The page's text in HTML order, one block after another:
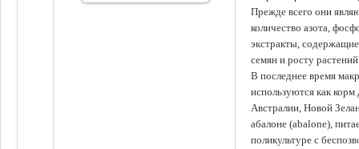
Прежде всего они
количество азота,
экстракты,
семян и росту
В последнее время
используются как
Австралии, Новой
абалоне (abalone),
поликультуре с